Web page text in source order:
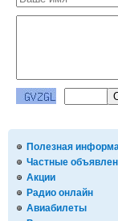
Полезная
Частные
Акции
Радио онлайн
Авиабилеты